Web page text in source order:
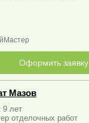
Оформить заявку
Мазов
9 лет
отделочных работ